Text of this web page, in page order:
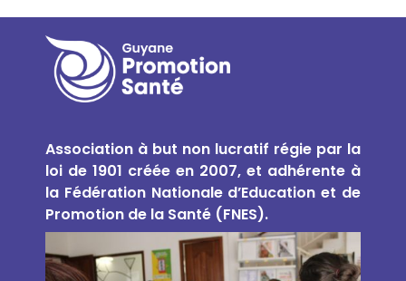
Association à but non lucratif régie par la
loi de 1901 créée en 2007, et adhérente à
la Fédération Nationale d’Education et de
Promotion de la Santé (FNES).